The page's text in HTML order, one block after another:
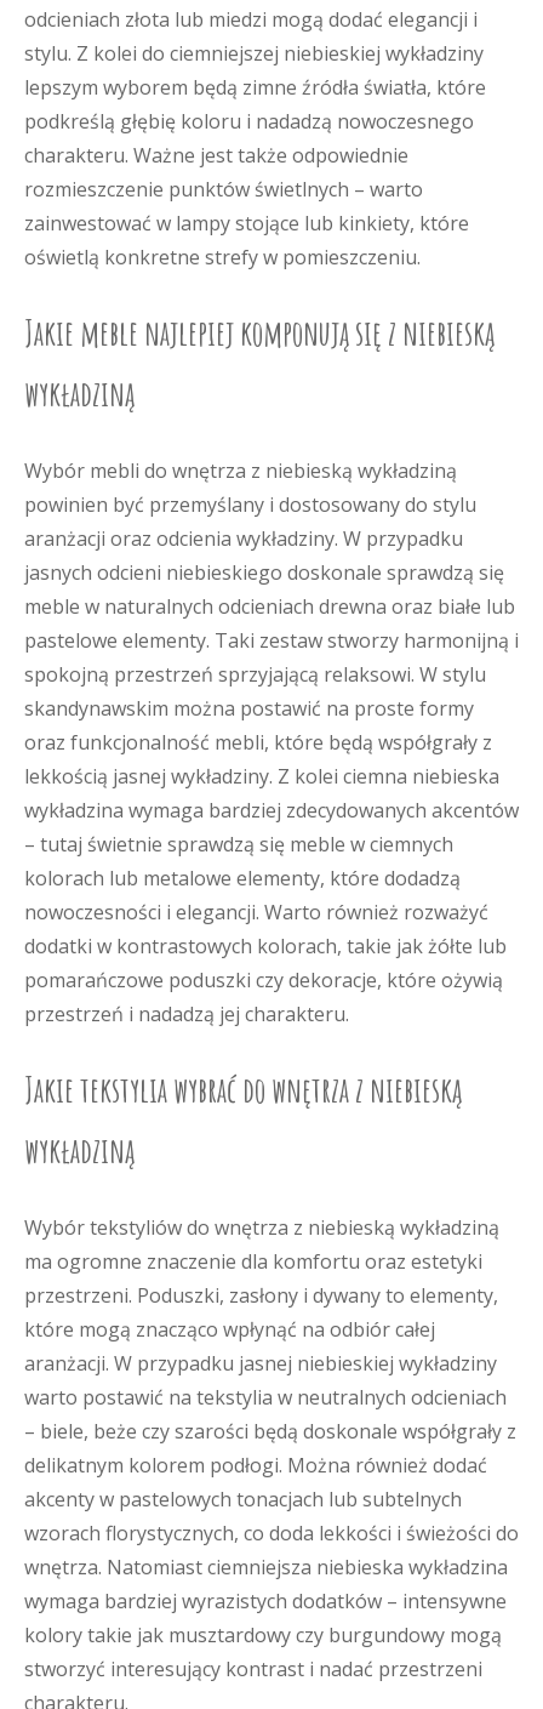
odcieniach złota lub miedzi mogą dodać elegancji i
stylu. Z kolei do ciemniejszej niebieskiej wykładziny
lepszym wyborem będą zimne źródła światła, które
podkreślą głębię koloru i nadadzą nowoczesnego
charakteru. Ważne jest także odpowiednie
rozmieszczenie punktów świetlnych – warto
zainwestować w lampy stojące lub kinkiety, które
oświetlą konkretne strefy w pomieszczeniu.
Jakie meble najlepiej komponują się z niebieską
wykładziną
Wybór mebli do wnętrza z niebieską wykładziną
powinien być przemyślany i dostosowany do stylu
aranżacji oraz odcienia wykładziny. W przypadku
jasnych odcieni niebieskiego doskonale sprawdzą się
meble w naturalnych odcieniach drewna oraz białe lub
pastelowe elementy. Taki zestaw stworzy harmonijną i
spokojną przestrzeń sprzyjającą relaksowi. W stylu
skandynawskim można postawić na proste formy
oraz funkcjonalność mebli, które będą współgrały z
lekkością jasnej wykładziny. Z kolei ciemna niebieska
wykładzina wymaga bardziej zdecydowanych akcentów
– tutaj świetnie sprawdzą się meble w ciemnych
kolorach lub metalowe elementy, które dodadzą
nowoczesności i elegancji. Warto również rozważyć
dodatki w kontrastowych kolorach, takie jak żółte lub
pomarańczowe poduszki czy dekoracje, które ożywią
przestrzeń i nadadzą jej charakteru.
Jakie tekstylia wybrać do wnętrza z niebieską
wykładziną
Wybór tekstyliów do wnętrza z niebieską wykładziną
ma ogromne znaczenie dla komfortu oraz estetyki
przestrzeni. Poduszki, zasłony i dywany to elementy,
które mogą znacząco wpłynąć na odbiór całej
aranżacji. W przypadku jasnej niebieskiej wykładziny
warto postawić na tekstylia w neutralnych odcieniach
– biele, beże czy szarości będą doskonale współgrały z
delikatnym kolorem podłogi. Można również dodać
akcenty w pastelowych tonacjach lub subtelnych
wzorach florystycznych, co doda lekkości i świeżości do
wnętrza. Natomiast ciemniejsza niebieska wykładzina
wymaga bardziej wyrazistych dodatków – intensywne
kolory takie jak musztardowy czy burgundowy mogą
stworzyć interesujący kontrast i nadać przestrzeni
charakteru.